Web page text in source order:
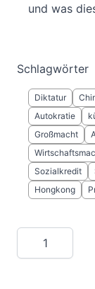
und was
Schlagwörter
Diktatur
Autokratie
Großmacht
Sozialkredit
Hongkong
Menge